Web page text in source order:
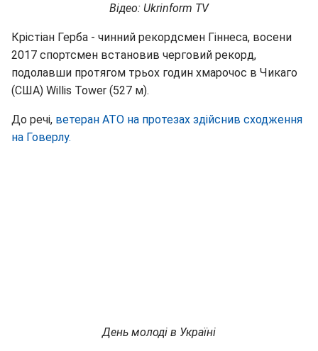
Відео: Ukrinform TV
Крістіан Герба - чинний рекордсмен Гіннеса, восени
2017 спортсмен встановив черговий рекорд,
подолавши протягом трьох годин хмарочос в Чикаго
(США) Willis Tower (527 м).
До речі, ветеран АТО на протезах здійснив сходження
на Говерлу.
День молоді в Україні